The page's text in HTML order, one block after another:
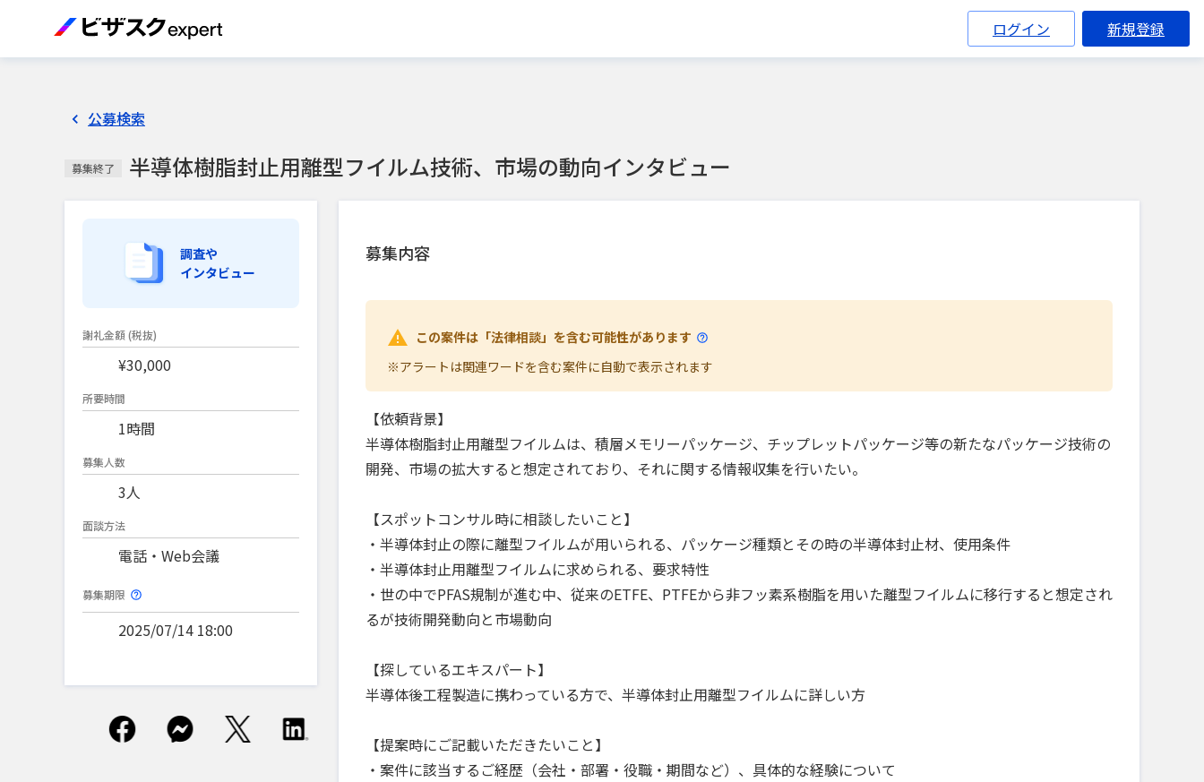
ログイン 新規登録
公募検索
募集終了 半導体樹脂封止用離型フイルム技術、市場の動向インタビュー
調査や
インタビュー
謝礼金額(税抜)
¥30,000
所要時間
1時間
募集人数
3人
面談方法
電話・Web会議
募集期限
2025/07/14 18:00
募集内容
この案件は「法律相談」を含む可能性があります
※アラートは関連ワードを含む案件に自動で表示されます
【依頼背景】
半導体樹脂封止用離型フイルムは、積層メモリーパッケージ、チップレットパッケージ等の新たなパッケージ技術の
開発、市場の拡大すると想定されており、それに関する情報収集を行いたい。
【スポットコンサル時に相談したいこと】
・半導体封止の際に離型フイルムが用いられる、パッケージ種類とその時の半導体封止材、使用条件
・半導体封止用離型フイルムに求められる、要求特性
・世の中でPFAS規制が進む中、従来のETFE、PTFEから非フッ素系樹脂を用いた離型フイルムに移行すると想定され
るが技術開発動向と市場動向
【探しているエキスパート】
半導体後工程製造に携わっている方で、半導体封止用離型フイルムに詳しい方
【提案時にご記載いただきたいこと】
・案件に該当するご経歴（会社・部署・役職・期間など）、具体的な経験について